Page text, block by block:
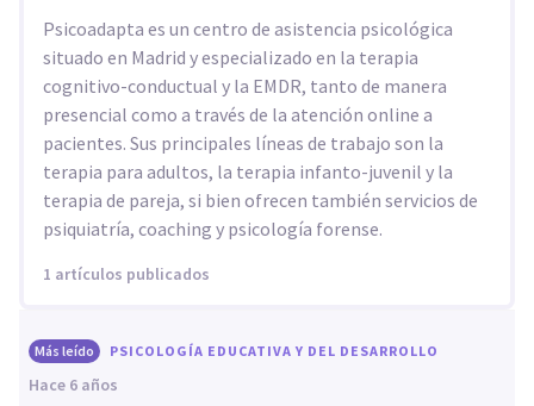
Psicoadapta es un centro de asistencia psicológica
situado en Madrid y especializado en la terapia
cognitivo-conductual y la EMDR, tanto de manera
presencial como a través de la atención online a
pacientes. Sus principales líneas de trabajo son la
terapia para adultos, la terapia infanto-juvenil y la
terapia de pareja, si bien ofrecen también servicios de
psiquiatría, coaching y psicología forense.
1 artículos publicados
Más leído PSICOLOGÍA EDUCATIVA Y DEL DESARROLLO
hace 6 años